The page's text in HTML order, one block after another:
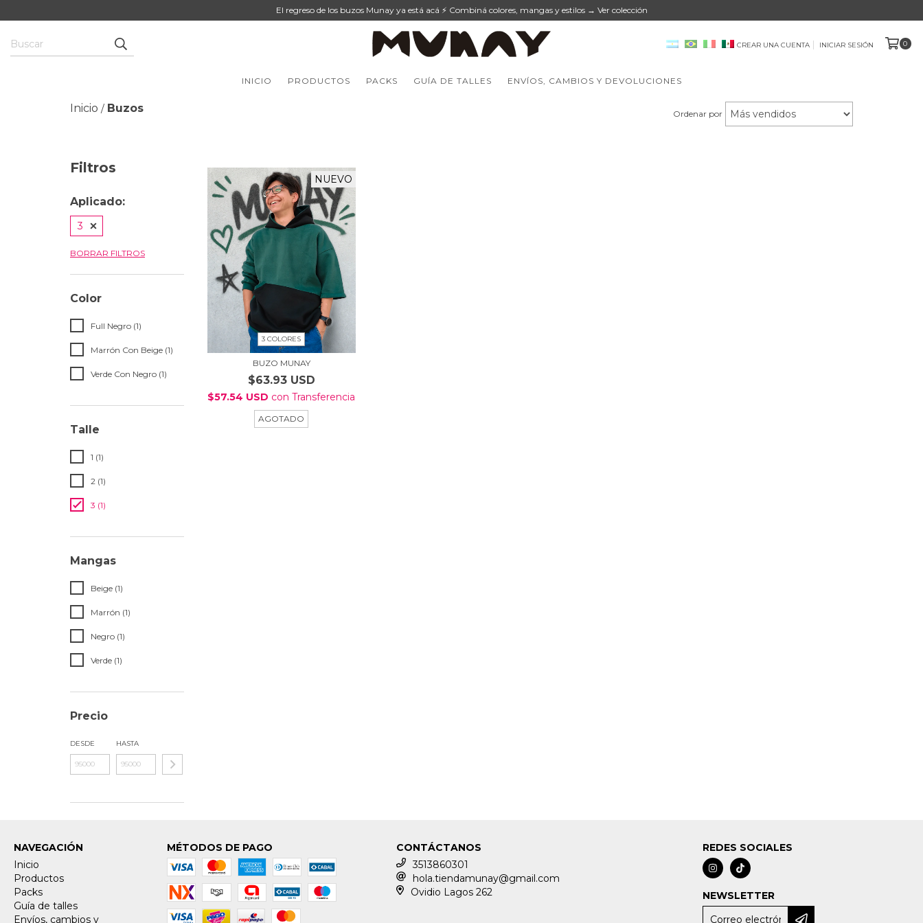
El regreso de los buzos Munay ya está acá ⚡ Combiná colores, mangas y estilos → Ver colección
CREAR UNA CUENTA INICIAR SESIÓN 0
INICIO PRODUCTOS PACKS GUÍA DE TALLES ENVÍOS, CAMBIOS Y DEVOLUCIONES
Inicio / Buzos Ordenar por
Filtros
Aplicado:
3
BORRAR FILTROS
Color
Full Negro (1)
Marrón Con Beige (1)
Verde Con Negro (1)
Talle
1 (1)
2 (1)
3 (1)
Mangas
Beige (1)
Marrón (1)
Negro (1)
Verde (1)
Precio
DESDE HASTA
NUEVO
3 COLORES
BUZO MUNAY
$63.93 USD
$57.54 USD con Transferencia
AGOTADO
NAVEGACIÓN
Inicio
Productos
Packs
Guía de talles
Envíos, cambios y
MÉTODOS DE PAGO
CONTÁCTANOS
3513860301
hola.tiendamunay@gmail.com
Ovidio Lagos 262
REDES SOCIALES
NEWSLETTER